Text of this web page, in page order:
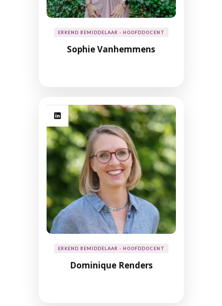
ERKEND BEMIDDELAAR - HOOFDDOCENT
Sophie Vanhemmens
ERKEND BEMIDDELAAR - HOOFDDOCENT
Dominique Renders